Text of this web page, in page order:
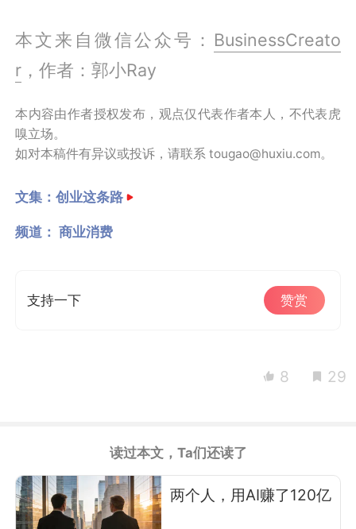
本文来自微信公众号： BusinessCreato
r ，作者：郭小Ray
本内容由作者授权发布，观点仅代表作者本人，不代表虎
嗅立场。
如对本稿件有异议或投诉，请联系 tougao@huxiu.com。
文集：创业这条路
频道： 商业消费
支持一下 赞赏
8 29
读过本文，Ta们还读了
两个人，用AI赚了120亿